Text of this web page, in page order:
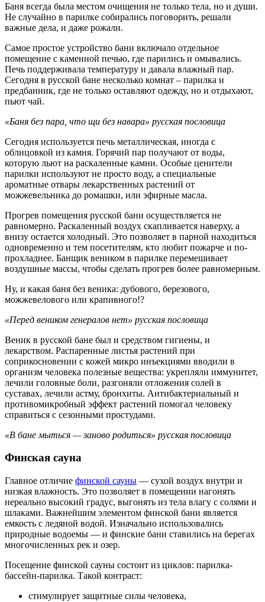
Баня всегда была местом очищения не только тела, но и души.
Не случайно в парилке собирались поговорить, решали
важные дела, и даже рожали.
Самое простое устройство бани включало отдельное
помещение с каменной печью, где парились и омывались.
Печь поддерживала температуру и давала влажный пар.
Сегодня в русской бане несколько комнат – парилка и
предбанник, где не только оставляют одежду, но и отдыхают,
пьют чай.
«Баня без пара, что щи без навара» русская пословица
Сегодня используется печь металлическая, иногда с
облицовкой из камня. Горячий пар получают от воды,
которую льют на раскаленные камни. Особые ценители
парилки используют не просто воду, а специальные
ароматные отвары лекарственных растений от
можжевельника до ромашки, или эфирные масла.
Прогрев помещения русской бани осуществляется не
равномерно. Раскаленный воздух скапливается наверху, а
внизу остается холодный. Это позволяет в парной находиться
одновременно и тем посетителям, кто любит пожарче и по-
прохладнее. Банщик веником в парилке перемешивает
воздушные массы, чтобы сделать прогрев более равномерным.
Ну, и какая баня без веника: дубового, березового,
можжевелового или крапивного!?
«Перед веником генералов нет» русская пословица
Веник в русской бане был и средством гигиены, и
лекарством. Распаренные листья растений при
соприкосновении с кожей микро инъекциями вводили в
организм человека полезные вещества: укрепляли иммунитет,
лечили головные боли, разгоняли отложения солей в
суставах, лечили астму, бронхиты. Антибактериальный и
противомикробный эффект растений помогал человеку
справиться с сезонными простудами.
«В бане мыться — заново родиться» русская пословица
Финская сауна
Главное отличие финской сауны — сухой воздух внутри и
низкая влажность. Это позволяет в помещении нагонять
нереально высокий градус, выгонять из тела влагу с солями и
шлаками. Важнейшим элементом финской бани является
емкость с ледяной водой. Изначально использовались
природные водоемы — и финские бани ставились на берегах
многочисленных рек и озер.
Посещение финской сауны состоит из циклов: парилка-
бассейн-парилка. Такой контраст:
стимулирует защитные силы человека,